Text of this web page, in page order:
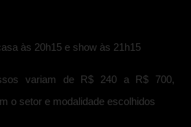
às 20h15 e show às 21h15
variam de R$ 240 a R$ 700,
o setor e modalidade escolhidos